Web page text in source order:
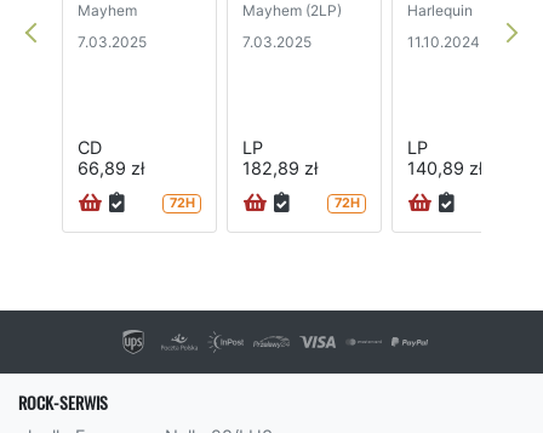
Mayhem
7.03.2025
CD
66,89 zł
72H
Mayhem (2LP)
7.03.2025
LP
182,89 zł
72H
Harlequin
11.10.2024
LP
140,89 zł
ROCK-SERWIS